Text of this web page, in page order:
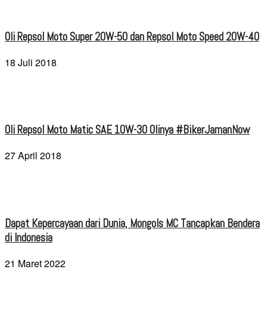
Oli Repsol Moto Super 20W-50 dan Repsol Moto Speed 20W-40
18 Juli 2018
Oli Repsol Moto Matic SAE 10W-30 Olinya #BikerJamanNow
27 April 2018
Dapat Kepercayaan dari Dunia, Mongols MC Tancapkan Bendera
di Indonesia
21 Maret 2022